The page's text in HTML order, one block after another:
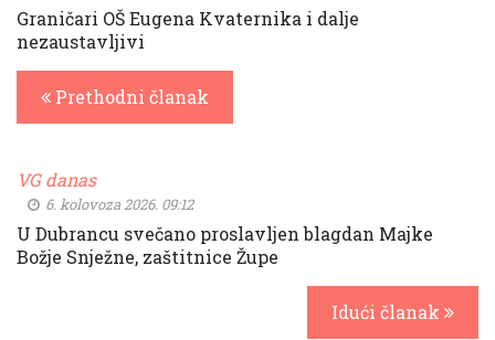
Graničari OŠ Eugena Kvaternika i dalje
nezaustavljivi
Prethodni članak
VG danas
6. kolovoza 2026. 09:12
U Dubrancu svečano proslavljen blagdan Majke
Božje Snježne, zaštitnice Župe
Idući članak